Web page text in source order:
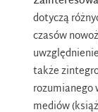
dotyczą
czasów
także
rozumianego
mediów